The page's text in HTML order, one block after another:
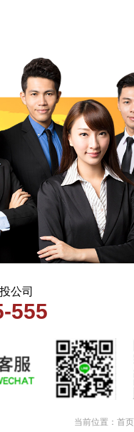
当前位置： 首页
公司
555